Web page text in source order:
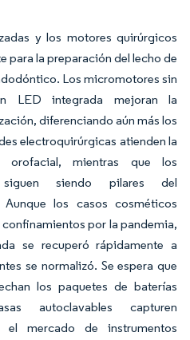
y los motores quirúrgicos
para la preparación del lecho de
Los micromotores sin
LED integrada mejoran la
diferenciando aún más los
electroquirúrgicas atienden la
orofacial, mientras que los
siguen siendo pilares del
los casos cosméticos
por la pandemia,
se recuperó rápidamente a
se normalizó. Se espera que
los paquetes de baterías
autoclavables capturen
el mercado de instrumentos